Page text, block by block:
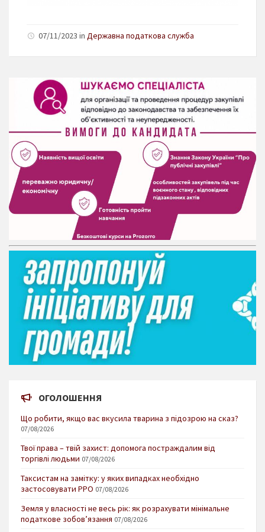
07/11/2023 in Державна податкова служба
ОГОЛОШЕННЯ
Що робити, якщо вас вкусила тварина з підозрою на сказ?
07/08/2026
Твої права – твій захист: допомога постраждалим від
торгівлі людьми 07/08/2026
Таксистам на замітку: у яких випадках необхідно
застосовувати РРО 07/08/2026
Земля у власності не весь рік: як розрахувати мінімальне
податкове зобов’язання 07/08/2026